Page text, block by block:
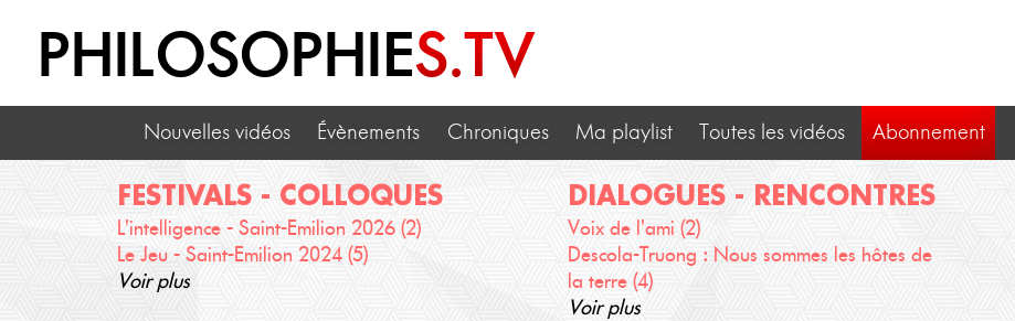
PHILOSOPHIES.TV
Nouvelles vidéos Évènements Chroniques Ma playlist Toutes les vidéos Abonnement
FESTIVALS - COLLOQUES
L'intelligence - Saint-Emilion 2026 (2)
Le Jeu - Saint-Emilion 2024 (5)
Voir plus
DIALOGUES - RENCONTRES
Voix de l'ami (2)
Descola-Truong : Nous sommes les hôtes de
la terre (4)
Voir plus